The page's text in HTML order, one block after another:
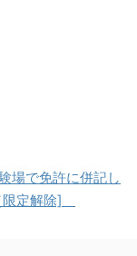
ました。 ※二人
制があります。
場で免許に併記し
限定解除]